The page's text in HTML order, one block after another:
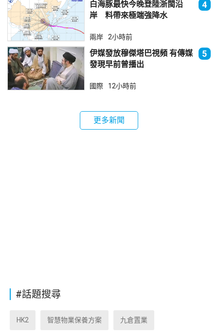
白海豚最快今晚登陸浙閩沿
岸 料帶來極端強降水
4
兩岸 2小時前
伊媒發放穆傑塔巴視頻 有傳媒
發現早前曾播出
5
國際 12小時前
更多新聞
#話題搜尋
HK2 智慧物業保養方案 九倉置業